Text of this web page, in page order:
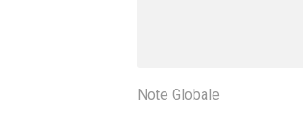
Note Globale